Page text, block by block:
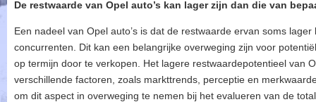
De restwaarde van Opel auto’s kan lager zijn dan die van
Een nadeel van Opel auto’s is dat de restwaarde ervan soms
concurrenten. Dit kan een belangrijke overweging zijn voor
op termijn door te verkopen. Het lagere restwaardepotentieel van
verschillende factoren, zoals markttrends, perceptie en
om dit aspect in overweging te nemen bij het evalueren van de